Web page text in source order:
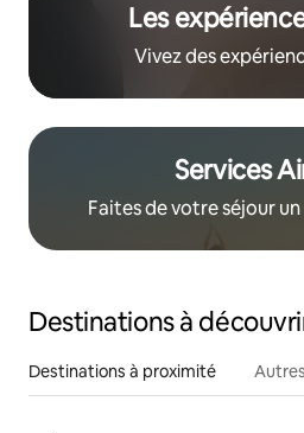
Les
Vivez des
Services
Faites de votre séjour
Destinations à
Destinations à proximité